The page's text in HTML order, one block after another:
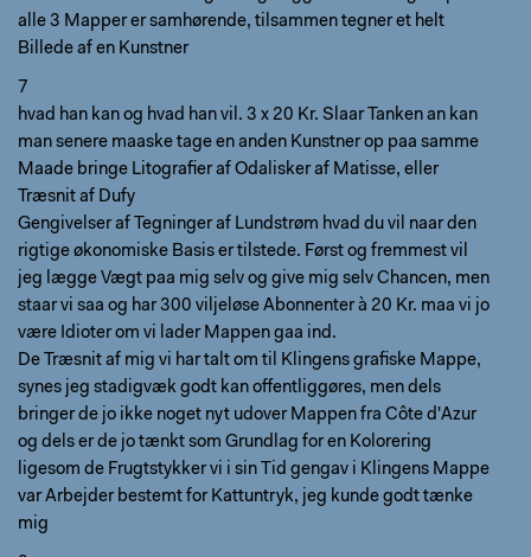
alle 3 Mapper er samhørende, tilsammen tegner et helt
Billede af en Kunstner
7
hvad han kan og hvad han vil. 3 x 20 Kr. Slaar Tanken an kan
man senere maaske tage en anden Kunstner op paa samme
Maade bringe Litografier af Odalisker af Matisse, eller
Træsnit af Dufy
Gengivelser af Tegninger af Lundstrøm hvad du vil naar den
rigtige økonomiske Basis er tilstede. Først og fremmest vil
jeg lægge Vægt paa mig selv og give mig selv Chancen, men
staar vi saa og har 300 viljeløse Abonnenter à 20 Kr. maa vi jo
være Idioter om vi lader Mappen gaa ind.
De Træsnit af mig vi har talt om til Klingens grafiske Mappe,
synes jeg stadigvæk godt kan offentliggøres, men dels
bringer de jo ikke noget nyt udover Mappen fra Côte d'Azur
og dels er de jo tænkt som Grundlag for en Kolorering
ligesom de Frugtstykker vi i sin Tid gengav i Klingens Mappe
var Arbejder bestemt for Kattuntryk, jeg kunde godt tænke
mig